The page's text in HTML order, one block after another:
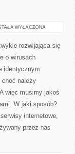
WYŁĄCZONA
rozwijająca się
o wirusach
identycznym
choć należy
więc musimy jakoś
W jaki sposób?
internetowe,
przez nas